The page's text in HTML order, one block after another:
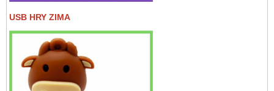
USB HRY ZIMA